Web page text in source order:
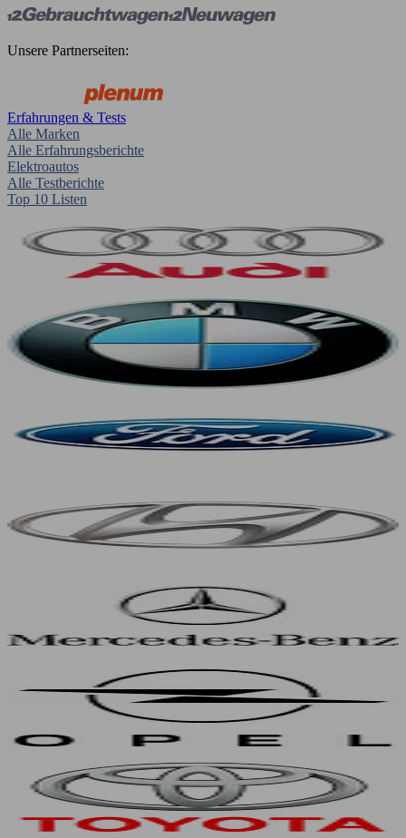
Unsere Partnerseiten:
Erfahrungen & Tests
Alle Marken
Alle Erfahrungsberichte
Elektroautos
Alle Testberichte
Top 10 Listen